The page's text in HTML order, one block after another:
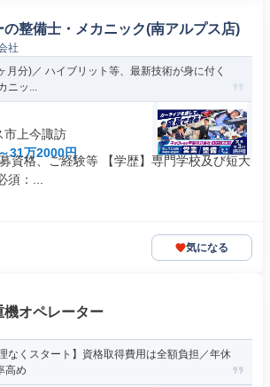
の整備士・メカニック(南アルプス店)
社
月分)／ ハイブリット等、最新技術が身に付く
ニッ...
市上今諏訪
31万2000円
資格、ご経験等 【学歴】専門学校及び短大
須：...
気になる
オペレーター
なくスタート】資格取得費用は全額負担／年休
高め